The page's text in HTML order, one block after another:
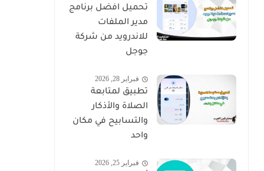
تحميل افضل برنامج
مدير الملفات
للاندرويد من شركة
جوجل
فبراير 28, 2026
تطبيق لمتابعة
الصلاة والأذكار
والتسابيح في مكان
واحد
فبراير 25, 2026